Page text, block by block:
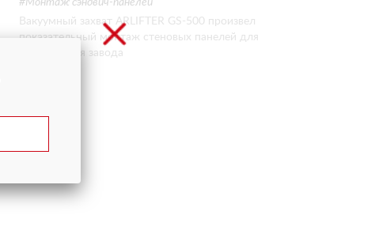
Вакуумный захват ARLIFTER GS-500 произвел
показательный монтаж стеновых панелей для
строящегося завода